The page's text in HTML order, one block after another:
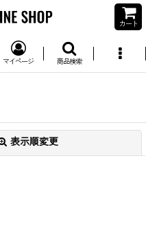
カート
マイページ 商品検索
表示順変更